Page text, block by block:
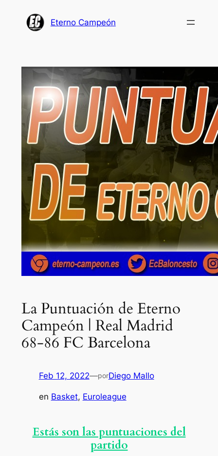
Eterno Campeón
La Puntuación de Eterno
Campeón | Real Madrid
68-86 FC Barcelona
Feb 12, 2022—porDiego Mallo
en Basket, Euroleague
Estás son las puntuaciones del
partido